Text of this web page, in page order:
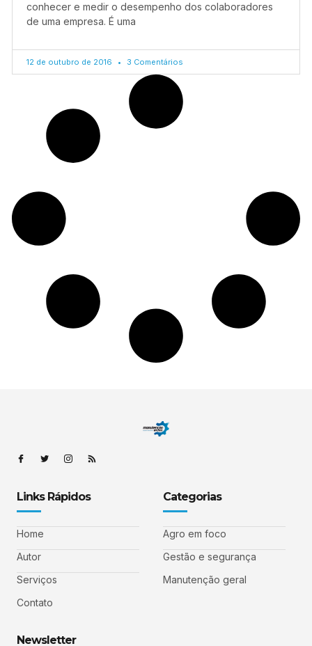
conhecer e medir o desempenho dos colaboradores
de uma empresa. É uma
12 de outubro de 2016 3 Comentários
Links Rápidos
Home
Autor
Serviços
Contato
Categorias
Agro em foco
Gestão e segurança
Manutenção geral
Newsletter